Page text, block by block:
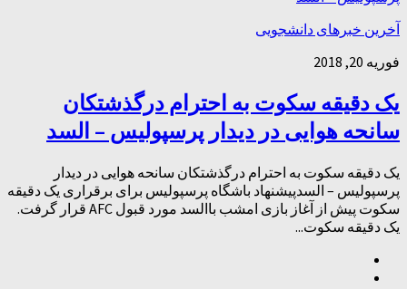
آخرین خبرهای دانشجویی
فوریه 20, 2018
یک دقیقه سکوت به احترام درگذشتکان
سانحه هوایی در دیدار پرسپولیس – السد
یک دقیقه سکوت به احترام درگذشتکان سانحه هوایی در دیدار
پرسپولیس – السدپیشنهاد باشگاه پرسپولیس برای برقراری یک دقیقه
سکوت پیش از آغاز بازی امشب باالسد مورد قبول AFC قرار گرفت.
یک دقیقه سکوت...